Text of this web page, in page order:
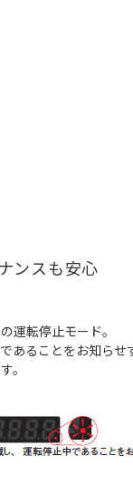
ンスも安心
運転停止モード。
あることをお知ら
。